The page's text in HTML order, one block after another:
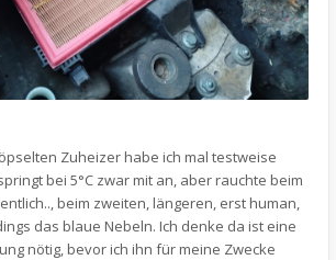
Zuheizer habe ich mal testweise
bei 5°C zwar mit an, aber rauchte beim
beim zweiten, längeren, erst human,
das blaue Nebeln. Ich denke da ist eine
nötig, bevor ich ihn für meine Zwecke